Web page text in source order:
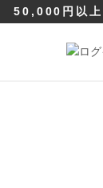
50,000円以上